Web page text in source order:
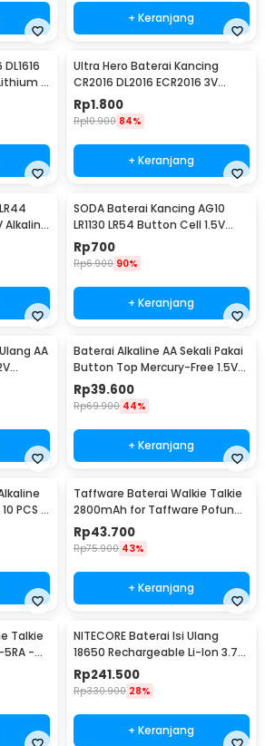
+ Keranjang
1
Ultra Hero Baterai Kancing
CR2016 DL2016 ECR2016 3V
Lithium 1 PCS
Rp1.800
Rp10.900 84%
+ Keranjang
Alkaline
SODA Baterai Kancing AG10
LR1130 LR54 Button Cell 1.5V
Alkaline 1 PCS
Rp700
Rp6.900 90%
+ Keranjang
AA
Baterai Alkaline AA Sekali Pakai
Button Top Mercury-Free 1.5V
10 PCS - Zi5
Rp39.600
Rp69.900 44%
+ Keranjang
PCS -
Taffware Baterai Walkie Talkie
2800mAh for Taffware Pofung
BF-UV82 - BL-8
Rp43.700
Rp75.900 43%
+ Keranjang
Talkie
5RA -
NITECORE Baterai Isi Ulang
18650 Rechargeable Li-Ion 3.7V
3400mAh 1PCS - NL1834
Rp241.500
Rp330.900 28%
+ Keranjang